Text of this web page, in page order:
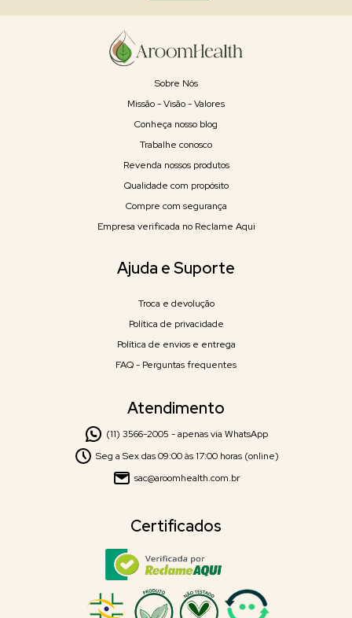
Sobre Nós
Missão - Visão - Valores
Conheça nosso blog
Trabalhe conosco
Revenda nossos produtos
Qualidade com propósito
Compre com segurança
Empresa verificada no Reclame Aqui
Ajuda e Suporte
Troca e devolução
Política de privacidade
Política de envios e entrega
FAQ - Perguntas frequentes
Atendimento
(11) 3566-2005 - apenas via WhatsApp
Seg a Sex das 09:00 às 17:00 horas (online)
sac@aroomhealth.com.br
Certificados